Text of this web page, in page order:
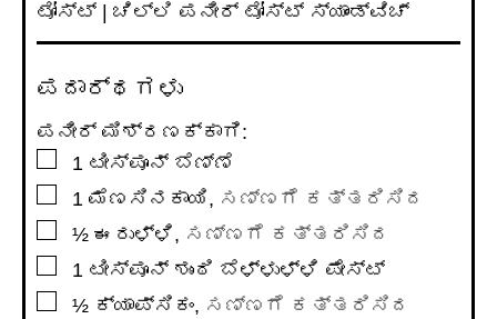
ಟೋಸ್ಟ್ | ಚಿಲ್ಲಿ ಪನೀರ್ ಟೋಸ್ಟ್ ಸ್ಯಾಂಡ್‌ವಿಚ್
ಪದಾರ್ಥಗಳು
ಪನೀರ್ ಮಿಶ್ರಣಕ್ಕಾಗಿ:
▢1 ಟೀಸ್ಪೂನ್ ಬೆಣ್ಣೆ
▢1 ಮೆಣಸಿನಕಾಯಿ, ಸಣ್ಣಗೆ ಕತ್ತರಿಸಿದ
▢½ ಈರುಳ್ಳಿ, ಸಣ್ಣಗೆ ಕತ್ತರಿಸಿದ
▢1 ಟೀಸ್ಪೂನ್ ಶುಂಠಿ ಬೆಳ್ಳುಳ್ಳಿ ಪೇಸ್ಟ್
▢½ ಕ್ಯಾಪ್ಸಿಕಂ, ಸಣ್ಣಗೆ ಕತ್ತರಿಸಿದ